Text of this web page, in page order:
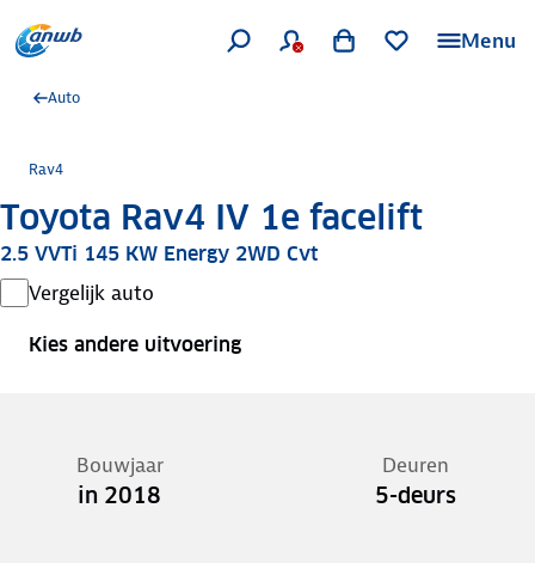
Menu
Auto
Rav4
Toyota Rav4 IV 1e facelift
2.5 VVTi 145 KW Energy 2WD Cvt
Vergelijk auto
Kies andere uitvoering
Bouwjaar
in 2018
Deuren
5-deurs